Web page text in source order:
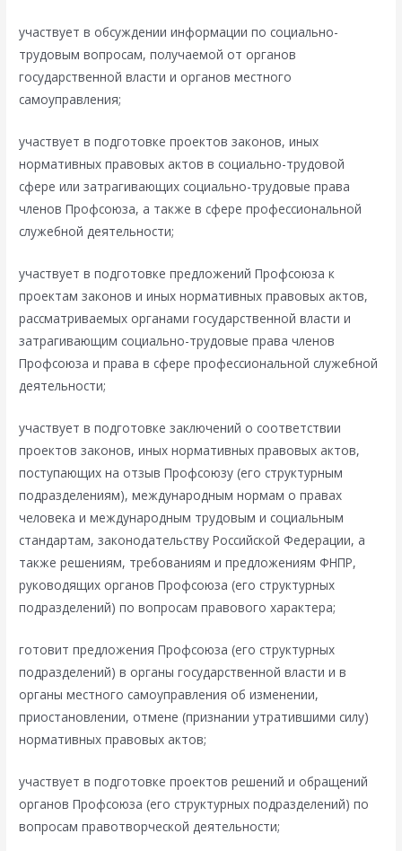
участвует в обсуждении информации по социально-
трудовым вопросам, получаемой от органов
государственной власти и органов местного
самоуправления;
участвует в подготовке проектов законов, иных
нормативных правовых актов в социально-трудовой
сфере или затрагивающих социально-трудовые права
членов Профсоюза, а также в сфере профессиональной
служебной деятельности;
участвует в подготовке предложений Профсоюза к
проектам законов и иных нормативных правовых актов,
рассматриваемых органами государственной власти и
затрагивающим социально-трудовые права членов
Профсоюза и права в сфере профессиональной служебной
деятельности;
участвует в подготовке заключений о соответствии
проектов законов, иных нормативных правовых актов,
поступающих на отзыв Профсоюзу (его структурным
подразделениям), международным нормам о правах
человека и международным трудовым и социальным
стандартам, законодательству Российской Федерации, а
также решениям, требованиям и предложениям ФНПР,
руководящих органов Профсоюза (его структурных
подразделений) по вопросам правового характера;
готовит предложения Профсоюза (его структурных
подразделений) в органы государственной власти и в
органы местного самоуправления об изменении,
приостановлении, отмене (признании утратившими силу)
нормативных правовых актов;
участвует в подготовке проектов решений и обращений
органов Профсоюза (его структурных подразделений) по
вопросам правотворческой деятельности;